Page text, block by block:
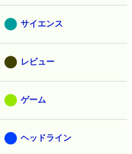
サイエンス
レビュー
ゲーム
ヘッドライン